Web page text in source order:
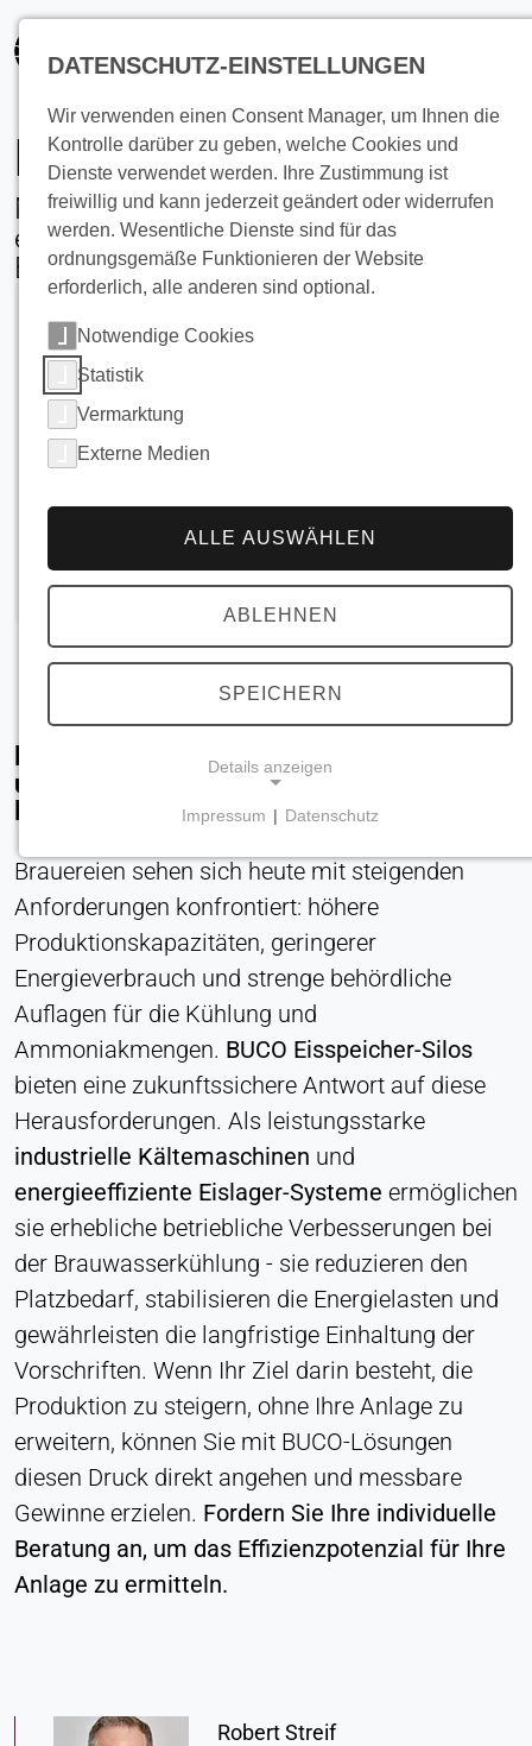
springen
Brauwasser-Kühlung
Moderne Eisspeicher-Silolösungen für
energieeffiziente, platzsparende
Brauereibetriebe
Einführung: Maximierung von Effizienz
und Kapazität in der modernen
Brauereikühlung
Brauereien sehen sich heute mit steigenden
Anforderungen konfrontiert: höhere
Produktionskapazitäten, geringerer
Energieverbrauch und strenge behördliche
Auflagen für die Kühlung und
Ammoniakmengen. BUCO Eisspeicher-Silos
bieten eine zukunftssichere Antwort auf diese
Herausforderungen. Als leistungsstarke
industrielle Kältemaschinen und
energieeffiziente Eislager-Systeme ermöglichen
sie erhebliche betriebliche Verbesserungen bei
der Brauwasserkühlung - sie reduzieren den
Platzbedarf, stabilisieren die Energielasten und
gewährleisten die langfristige Einhaltung der
Vorschriften. Wenn Ihr Ziel darin besteht, die
Produktion zu steigern, ohne Ihre Anlage zu
erweitern, können Sie mit BUCO-Lösungen
diesen Druck direkt angehen und messbare
Gewinne erzielen. Fordern Sie Ihre individuelle
Beratung an, um das Effizienzpotenzial für Ihre
Anlage zu ermitteln.
Robert Streif
DATENSCHUTZ-EINSTELLUNGEN
Wir verwenden einen Consent Manager, um Ihnen die
Kontrolle darüber zu geben, welche Cookies und
Dienste verwendet werden. Ihre Zustimmung ist
freiwillig und kann jederzeit geändert oder widerrufen
werden. Wesentliche Dienste sind für das
ordnungsgemäße Funktionieren der Website
erforderlich, alle anderen sind optional.
Notwendige Cookies
Statistik
Vermarktung
Externe Medien
ALLE AUSWÄHLEN
ABLEHNEN
SPEICHERN
Details anzeigen
Erforderlich für Kernfunktionen der Website wie
Navigation und Speicherung von
Datenschutzeinstellungen. Diese Cookies können
nicht deaktiviert werden.
Cookie_Zustimmung
Name:
Zustimmung
Anbieter:
Heat Transfer Technology
Zweck:
Speichert Ihre Datenschutzeinstellungen
Cookie Laufzeit:
1 Jahr
STATISTIK
Wird verwendet, um zu verstehen, wie die Website
genutzt wird, und um die Leistung und
Benutzerfreundlichkeit zu verbessern. Die Daten
werden anonymisiert verarbeitet.
Statistik
Impressum | Datenschutz